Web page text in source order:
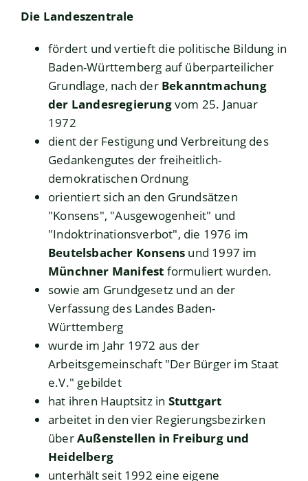
Die Landeszentrale
fördert und vertieft die politische Bildung in
Baden-Württemberg auf überparteilicher
Grundlage, nach der Bekanntmachung
der Landesregierungvom 25. Januar
1972
dient der Festigung und Verbreitung des
Gedankengutes der freiheitlich-
demokratischen Ordnung
orientiert sich an den Grundsätzen
"Konsens", "Ausgewogenheit" und
"Indoktrinationsverbot", die 1976 im
Beutelsbacher Konsens und 1997 im
Münchner Manifest formuliert wurden.
sowie am Grundgesetz und an der
Verfassung des Landes Baden-
Württemberg
wurde im Jahr 1972 aus der
Arbeitsgemeinschaft "Der Bürger im Staat
e.V." gebildet
hat ihren Hauptsitz in Stuttgart
arbeitet in den vier Regierungsbezirken
überAußenstellen in Freiburg und
Heidelberg
unterhält seit 1992 eine eigene